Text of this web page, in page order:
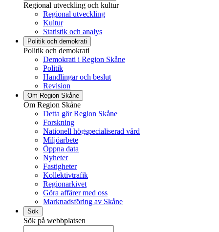
Regional utveckling och kultur
Regional utveckling
Kultur
Statistik och analys
Politik och demokrati
Politik och demokrati
Demokrati i Region Skåne
Politik
Handlingar och beslut
Revision
Om Region Skåne
Om Region Skåne
Detta gör Region Skåne
Forskning
Nationell högspecialiserad vård
Miljöarbete
Öppna data
Nyheter
Fastigheter
Kollektivtrafik
Regionarkivet
Göra affärer med oss
Marknadsföring av Skåne
Sök
Sök på webbplatsen